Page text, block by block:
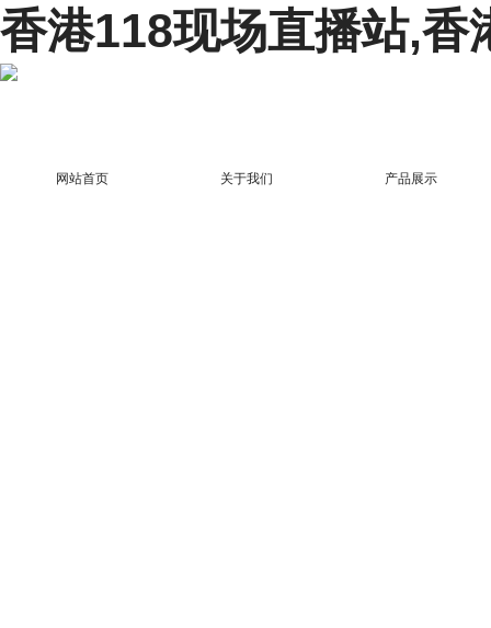
香港118现场直播站,香
网站首页 关于我们 产品展示